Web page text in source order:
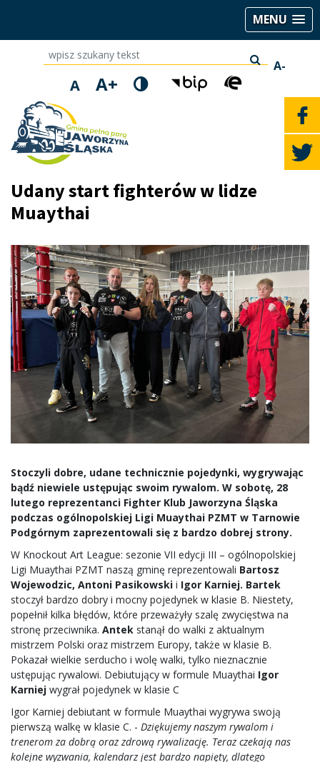
MENU
wpisz szukany tekst
A-
A A+
Udany start fighterów w lidze
Muaythai
Stoczyli dobre, udane technicznie pojedynki, wygrywając
bądź niewiele ustępując swoim rywalom. W sobotę, 28
lutego reprezentanci Fighter Klub Jaworzyna Śląska
podczas ogólnopolskiej Ligi Muaythai PZMT w Tarnowie
Podgórnym zaprezentowali się z bardzo dobrej strony.
W Knockout Art League: sezonie VII edycji III – ogólnopolskiej
Ligi Muaythai PZMT naszą gminę reprezentowali Bartosz
Wojewodzic, Antoni Pasikowski i Igor Karniej. Bartek
stoczył bardzo dobry i mocny pojedynek w klasie B. Niestety,
popełnił kilka błędów, które przeważyły szalę zwycięstwa na
stronę przeciwnika. Antek stanął do walki z aktualnym
mistrzem Polski oraz mistrzem Europy, także w klasie B.
Pokazał wielkie serducho i wolę walki, tylko nieznacznie
ustępując rywalowi. Debiutujący w formule Muaythai Igor
Karniej wygrał pojedynek w klasie C
Igor Karniej debiutant w formule Muaythai wygrywa swoją
pierwszą walkę w klasie C. - Dziękujemy naszym rywalom i
trenerom za dobrą oraz zdrową rywalizację. Teraz czekają nas
kolejne wyzwania, kalendarz jest bardzo napięty, dlatego